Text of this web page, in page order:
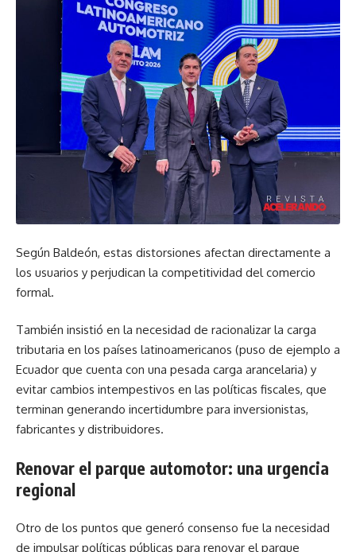
Según Baldeón, estas distorsiones afectan directamente a
los usuarios y perjudican la competitividad del comercio
formal.
También insistió en la necesidad de racionalizar la carga
tributaria en los países latinoamericanos (puso de ejemplo a
Ecuador que cuenta con una pesada carga arancelaria) y
evitar cambios intempestivos en las políticas fiscales, que
terminan generando incertidumbre para inversionistas,
fabricantes y distribuidores.
Renovar el parque automotor: una urgencia
regional
Otro de los puntos que generó consenso fue la necesidad
de impulsar políticas públicas para renovar el parque